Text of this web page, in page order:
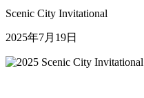
Scenic City Invitational
2025年7月19日